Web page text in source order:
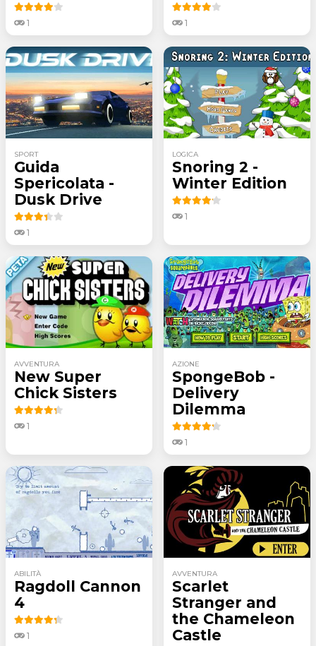
1 1
SPORT
Guida
Spericolata -
Dusk Drive
1
LOGICA
Snoring 2 -
Winter Edition
1
AVVENTURA
New Super
Chick Sisters
1
AZIONE
SpongeBob -
Delivery
Dilemma
1
ABILITÀ
Ragdoll Cannon
4
1
AVVENTURA
Scarlet
Stranger and
the Chameleon
Castle